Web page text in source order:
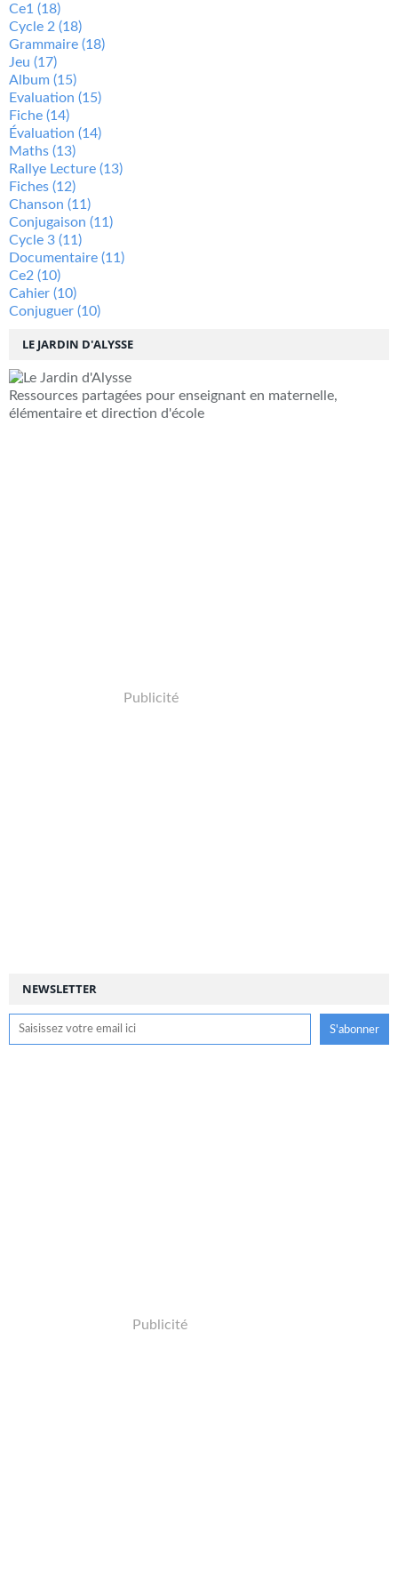
NEWSLETTER
LE JARDIN D'ALYSSE
Ressources partagées pour enseignant en maternelle,
élémentaire et direction d'école
Publicité
Ce1 (18)
Cycle 2 (18)
Grammaire (18)
Jeu (17)
Album (15)
Evaluation (15)
Fiche (14)
Évaluation (14)
Maths (13)
Rallye Lecture (13)
Fiches (12)
Chanson (11)
Conjugaison (11)
Cycle 3 (11)
Documentaire (11)
Ce2 (10)
Cahier (10)
Conjuguer (10)
Publicité